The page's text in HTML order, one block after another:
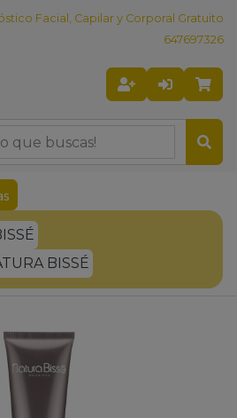
Facial, Capilar y Corporal Gratuito
647697326
BISSÉ